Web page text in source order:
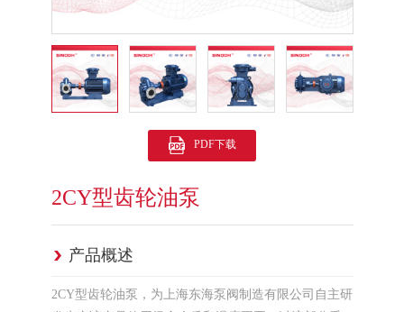
PDF下载
2CY型齿轮油泵
产品概述
2CY型齿轮油泵，为上海东海泵阀制造有限公司自主研